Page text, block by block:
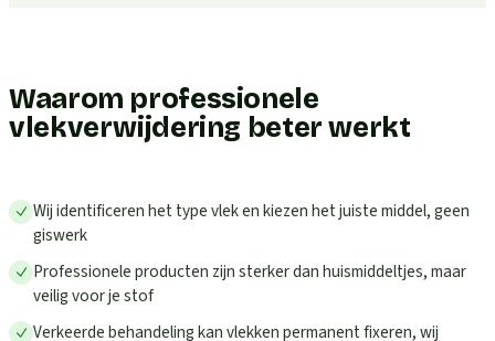
Waarom professionele
vlekverwijdering beter werkt
Wij identificeren het type vlek en kiezen het juiste middel, geen
giswerk
Professionele producten zijn sterker dan huismiddeltjes, maar
veilig voor je stof
Verkeerde behandeling kan vlekken permanent fixeren, wij